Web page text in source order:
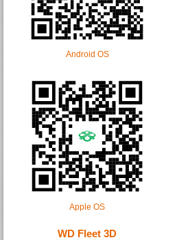
Android OS
Apple OS
WD Fleet 3D